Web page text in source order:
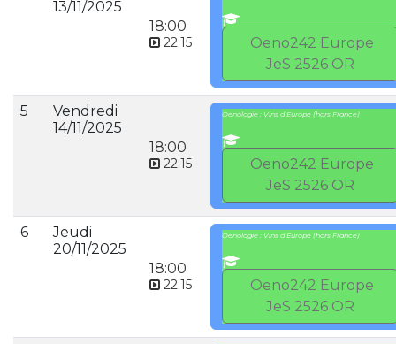
13/11/2025
18:00
22:15
Oeno242 Europe
JeS 2526 OR
5
Vendredi
14/11/2025
18:00
22:15
Oenologie : Vins d'Europe (hors France)
Oeno242 Europe
JeS 2526 OR
6
Jeudi
20/11/2025
18:00
22:15
Oenologie : Vins d'Europe (hors France)
Oeno242 Europe
JeS 2526 OR